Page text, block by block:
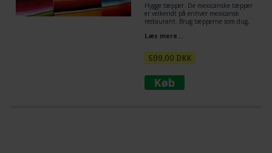
Hygge tæpper. De mexicanske tæpper
er velkendt på enhver mexicansk
restaurant. Brug tæpperne som dug,
tæppe, udflugt og standturstæppe og
Læs mere...
599,00 DKK